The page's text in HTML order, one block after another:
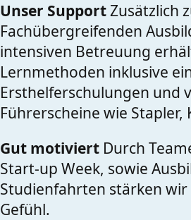
Unser SupportZusätzlich
Fachübergreifenden
intensiven Betreuung
Lernmethoden inklusive
Ersthelferschulungen und
Führerscheine wie Stapler,
Gut motiviert Durch
Start-up Week, sowie
Studienfahrten stärken wir
Gefühl.